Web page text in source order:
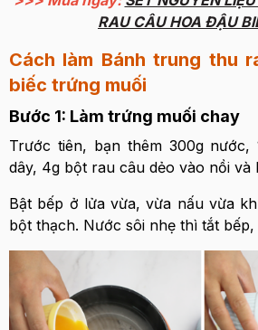
RAU CÂU HOA ĐẬU
Cách làm Bánh trung thu
biếc trứng muối
Bước 1: Làm trứng muối chay
Trước tiên, bạn thêm 300g nước,
dây, 4g bột rau câu dẻo vào nồi và
Bật bếp ở lửa vừa, vừa nấu vừa
bột thạch. Nước sôi nhẹ thì tắt